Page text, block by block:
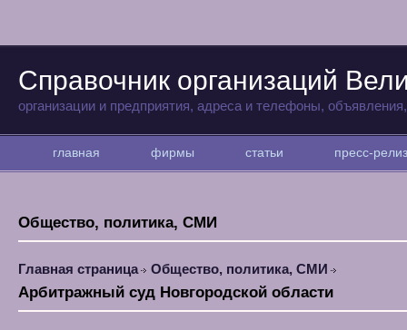
Справочник организаций
организации и предприятия, адреса и телефоны,
главная фирмы статьи пресс-
Общество, политика, СМИ
Главная страница Общество, политика, СМИ
Арбитражный суд Новгородской области